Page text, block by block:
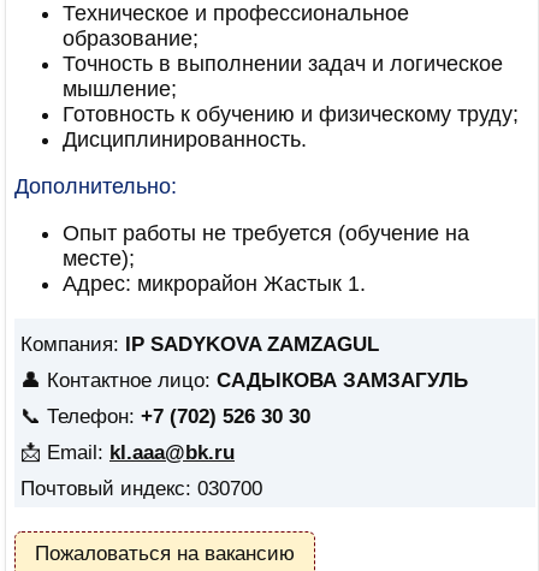
Техническое и профессиональное
образование;
Точность в выполнении задач и логическое
мышление;
Готовность к обучению и физическому труду;
Дисциплинированность.
Дополнительно:
Опыт работы не требуется (обучение на
месте);
Адрес: микрорайон Жастык 1.
Компания: IP SADYKOVA ZAMZAGUL
👤 Контактное лицо: САДЫКОВА ЗАМЗАГУЛЬ
📞 Телефон: +7 (702) 526 30 30
📩 Email: kl.aaa@bk.ru
Почтовый индекс: 030700
Пожаловаться на вакансию